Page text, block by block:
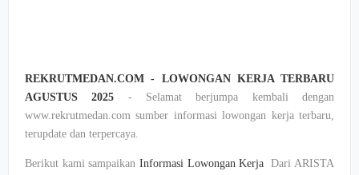
REKRUTMEDAN.COM - LOWONGAN KERJA TERBARU
AGUSTUS 2025 - Selamat berjumpa kembali dengan
www.rekrutmedan.com sumber informasi lowongan kerja terbaru,
terupdate dan terpercaya.
Berikut kami sampaikan Informasi Lowongan Kerja Dari ARISTA